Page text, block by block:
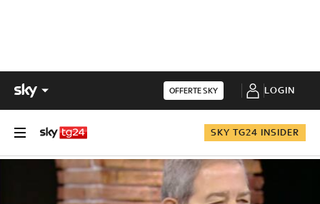
OFFERTE SKY LOGIN
SKY TG24 INSIDER